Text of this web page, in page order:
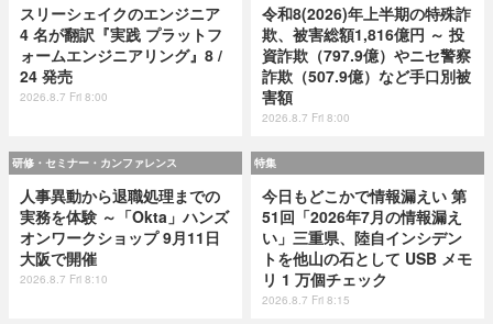
スリーシェイクのエンジニア
4 名が翻訳『実践 プラットフ
ォームエンジニアリング』8 /
24 発売
2026.8.7 Fri 8:00
令和8(2026)年上半期の特殊詐
欺、被害総額1,816億円 ～ 投
資詐欺（797.9億）やニセ警察
詐欺（507.9億）など手口別被
害額
2026.8.7 Fri 8:00
研修・セミナー・カンファレンス
人事異動から退職処理までの
実務を体験 ～「Okta」ハンズ
オンワークショップ 9月11日
大阪で開催
2026.8.7 Fri 8:10
特集
今日もどこかで情報漏えい 第
51回「2026年7月の情報漏え
い」三重県、陸自インシデン
トを他山の石として USB メモ
リ 1 万個チェック
2026.8.7 Fri 8:15